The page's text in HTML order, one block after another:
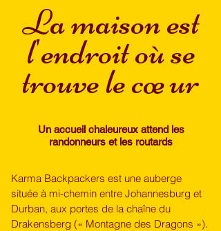
La maison est
l'endroit où se
trouve le cœur
​Un accueil chaleureux attend les
randonneurs et les routards
​Karma Backpackers est une auberge
située à mi-chemin entre Johannesburg et
Durban, aux portes de la chaîne du
Drakensberg (« Montagne des Dragons »).